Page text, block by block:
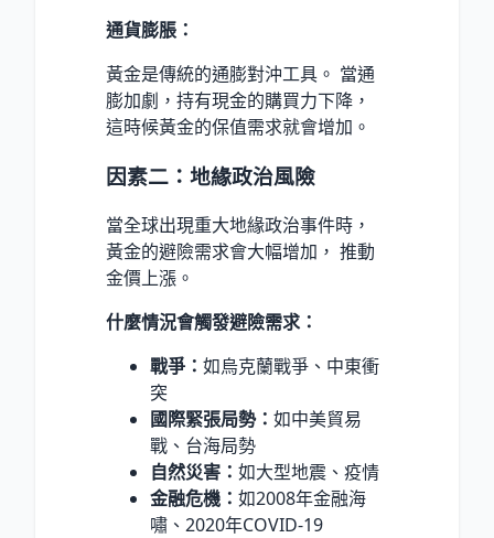
通貨膨脹：
黃金是傳統的通膨對沖工具。 當通
膨加劇，持有現金的購買力下降，
這時候黃金的保值需求就會增加。
因素二：地緣政治風險
當全球出現重大地緣政治事件時，
黃金的避險需求會大幅增加， 推動
金價上漲。
什麼情況會觸發避險需求：
戰爭： 如烏克蘭戰爭、中東衝
突
國際緊張局勢： 如中美貿易
戰、台海局勢
自然災害： 如大型地震、疫情
金融危機： 如2008年金融海
嘯、2020年COVID-19